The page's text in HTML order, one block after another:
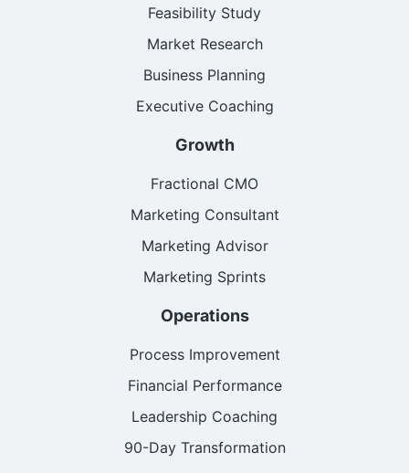
Feasibility Study
Market Research
Business Planning
Executive Coaching
Growth
Fractional CMO
Marketing Consultant
Marketing Advisor
Marketing Sprints
Operations
Process Improvement
Financial Performance
Leadership Coaching
90-Day Transformation